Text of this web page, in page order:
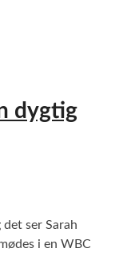
dygtig
ser Sarah
i en WBC